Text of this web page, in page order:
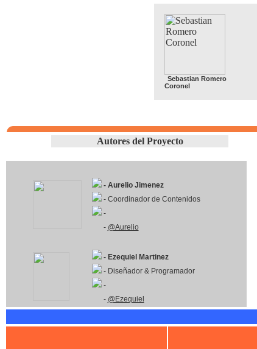
Sebastian Romero
Coronel
Autores del Proyecto
- Aurelio Jimenez
- Coordinador de Contenidos
-
- @Aurelio
- Ezequiel Martinez
- Diseñador & Programador
-
- @Ezequiel